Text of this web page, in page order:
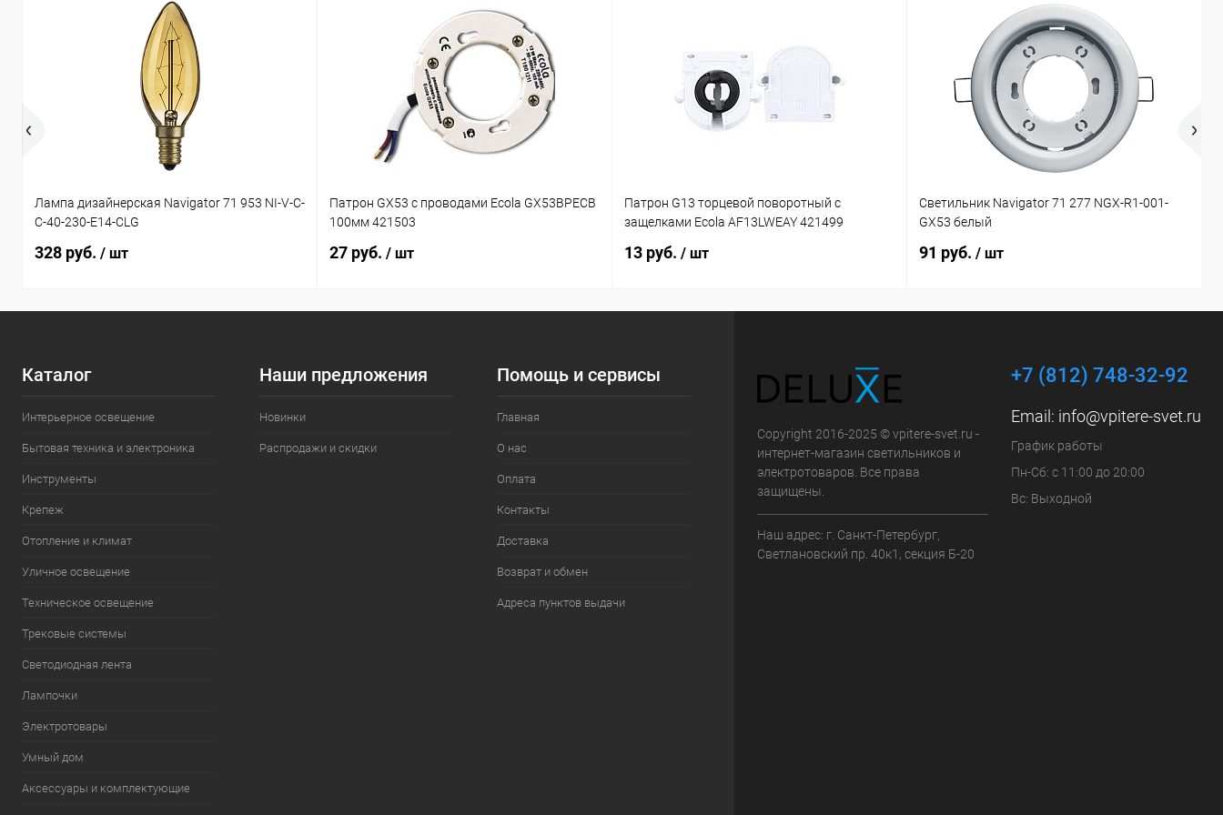
Лампа дизайнерская Navigator 71 953 NI-V-C-
C-40-230-E14-CLG
328 руб. / шт
Патрон GX53 с проводами Ecola GX53BPECB
100мм 421503
27 руб. / шт
Патрон G13 торцевой поворотный с
защелками Ecola AF13LWEAY 421499
13 руб. / шт
Светильник Navigator 71 277 NGX-R1-001-
GX53 белый
91 руб. / шт
Каталог
Интерьерное освещение
Бытовая техника и электроника
Инструменты
Крепеж
Отопление и климат
Уличное освещение
Техническое освещение
Трековые системы
Светодиодная лента
Лампочки
Электротовары
Умный дом
Аксессуары и комплектующие
Наши предложения
Новинки
Распродажи и скидки
Помощь и сервисы
Главная
О нас
Оплата
Контакты
Доставка
Возврат и обмен
Адреса пунктов выдачи
Copyright 2016-2025 © vpitere-svet.ru -
интернет-магазин светильников и
электротоваров. Все права
защищены.
Наш адрес: г. Санкт-Петербург,
Светлановский пр. 40к1, секция Б-20
+7 (812) 748-32-92
Email: info@vpitere-svet.ru
График работы
Пн-Сб: с 11:00 до 20:00
Вс: Выходной